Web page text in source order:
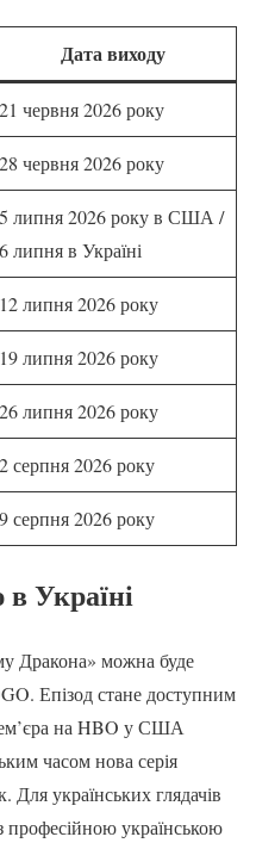
Дата виходу
21 червня 2026 року
28 червня 2026 року
5 липня 2026 року в США /
6 липня в Україні
12 липня 2026 року
19 липня 2026 року
26 липня 2026 року
2 серпня 2026 року
9 серпня 2026 року
Україні
Дракона» можна буде
Епізод стане доступним
на HBO у США
часом нова серія
Для українських глядачів
українською